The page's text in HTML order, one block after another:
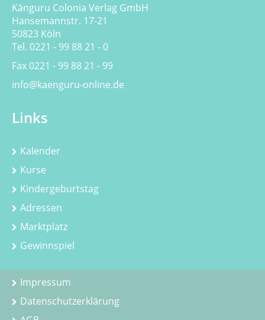
Känguru Colonia Verlag GmbH
Hansemannstr. 17-21
50823 Köln
Tel. 0221 - 99 88 21 - 0
Fax 0221 - 99 88 21 - 99
info@kaenguru-online.de
Links
Kalender
Kurse
Kindergeburtstag
Adressen
Marktplatz
Gewinnspiel
Impressum
Datenschutzerklärung